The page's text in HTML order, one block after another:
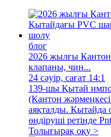
блог
2026 жылғы
клапаны, чин...
24 сәуір, сағат 14:1
139-шы Қытай
(Кантон жәрмеңкесі
аяқталды.
өндіруші ретінде
Толығырақ оқу >